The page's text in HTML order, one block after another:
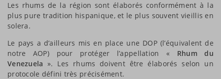
Les rhums de la région sont élaborés conformément à la
plus pure tradition hispanique, et le plus souvent vieillis en
solera.
Le pays a d’ailleurs mis en place une DOP (l’équivalent de
notre AOP) pour protéger l’appellation « Rhum du
Venezuela ». Les rhums doivent être élaborés selon un
protocole défini très précisément.